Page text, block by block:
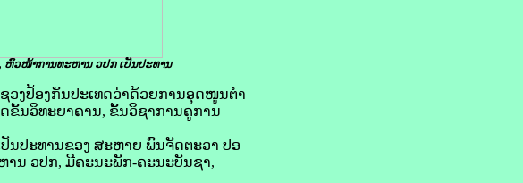
ຫົວໜ້າການທະຫານ ວປກ ​ເປັນ​ປະທານ
ວງປ້ອງກັນປະເທດວ່າດ້ວຍການອຸດໜູນຕຳ
ຂັ້ນວິທະຍາຄານ, ຂັ້ນວິຊາການຄູການ
ປັນປະທານຂອງ ສະຫາຍ ພົນຈັດຕະວາ ປອ
ານ ວປກ, ມີຄະນະພັກ-ຄະນະບັນຊາ,